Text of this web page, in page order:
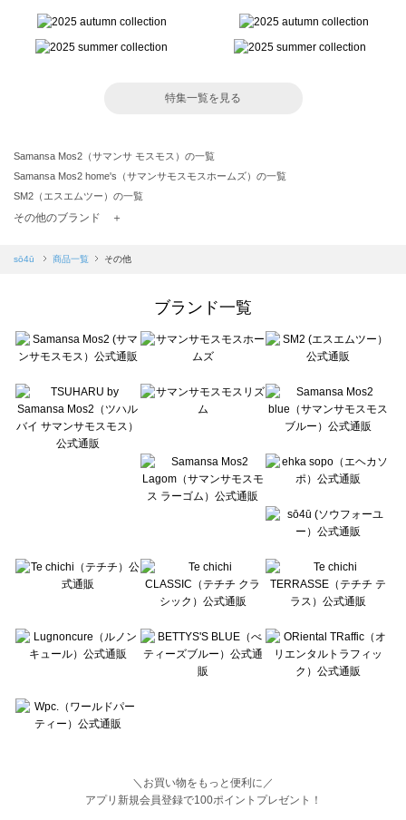
特集一覧を見る
Samansa Mos2（サマンサ モスモス）の一覧
Samansa Mos2 home's（サマンサモスモスホームズ）の一覧
SM2（エスエムツー）の一覧
TSUHARU by Samansa Mos2（ツハルバイサマンサモスモス）の一覧
Samansa Mos2 blue（サマンサモスモス ブルー）の一覧
Te chichi（テチチ）の一覧
Te chichi CLASSIC（テチチ クラシック）の一覧
Lugnoncure（ルノンキュール）の一覧
BETTY'S BLUE（べティーズブルー）の一覧
Wpc.（ワールドパーティー）の一覧
その他のブランド ＋
sō4ū 商品一覧 その他
ブランド一覧
＼お買い物をもっと便利に／
アプリ新規会員登録で100ポイントプレゼント！